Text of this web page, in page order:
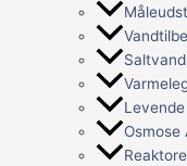
Reaktore